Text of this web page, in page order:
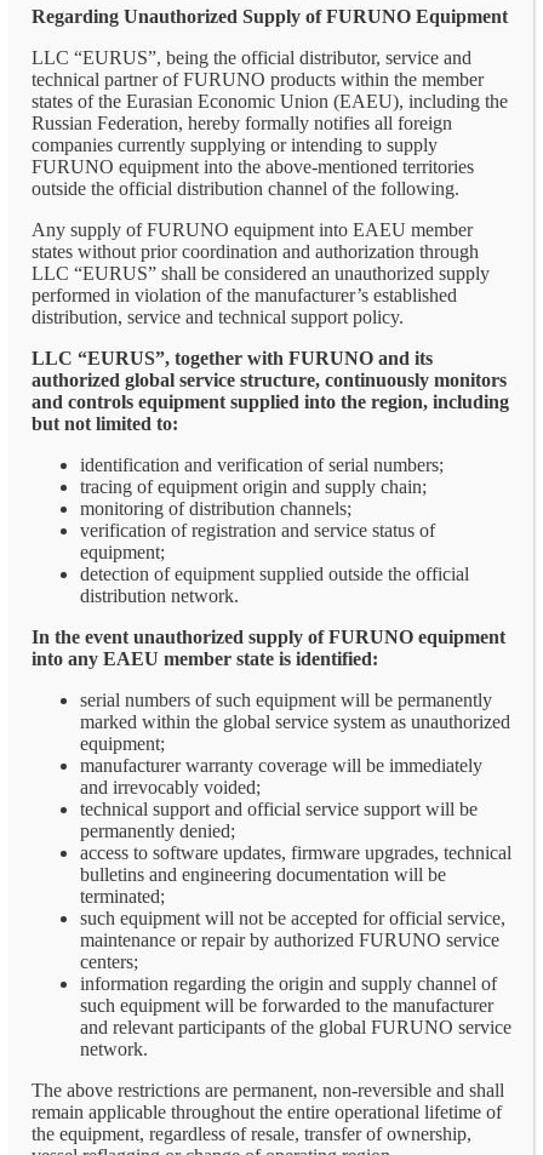
Regarding Unauthorized Supply of FURUNO Equipment
LLC “EURUS”, being the official distributor, service and
technical partner of FURUNO products within the member
states of the Eurasian Economic Union (EAEU), including the
Russian Federation, hereby formally notifies all foreign
companies currently supplying or intending to supply
FURUNO equipment into the above-mentioned territories
outside the official distribution channel of the following.
Any supply of FURUNO equipment into EAEU member
states without prior coordination and authorization through
LLC “EURUS” shall be considered an unauthorized supply
performed in violation of the manufacturer’s established
distribution, service and technical support policy.
LLC “EURUS”, together with FURUNO and its
authorized global service structure, continuously monitors
and controls equipment supplied into the region, including
but not limited to:
identification and verification of serial numbers;
tracing of equipment origin and supply chain;
monitoring of distribution channels;
verification of registration and service status of
equipment;
detection of equipment supplied outside the official
distribution network.
In the event unauthorized supply of FURUNO equipment
into any EAEU member state is identified:
serial numbers of such equipment will be permanently
marked within the global service system as unauthorized
equipment;
manufacturer warranty coverage will be immediately
and irrevocably voided;
technical support and official service support will be
permanently denied;
access to software updates, firmware upgrades, technical
bulletins and engineering documentation will be
terminated;
such equipment will not be accepted for official service,
maintenance or repair by authorized FURUNO service
centers;
information regarding the origin and supply channel of
such equipment will be forwarded to the manufacturer
and relevant participants of the global FURUNO service
network.
The above restrictions are permanent, non-reversible and shall
remain applicable throughout the entire operational lifetime of
the equipment, regardless of resale, transfer of ownership,